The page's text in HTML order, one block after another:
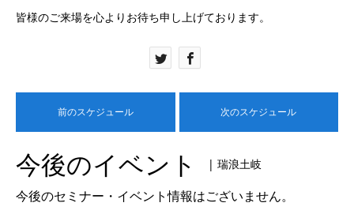
皆様のご来場を心よりお待ち申し上げております。
前のスケジュール 次のスケジュール
今後のイベント | 瑞浪土岐
今後のセミナー・イベント情報はございません。